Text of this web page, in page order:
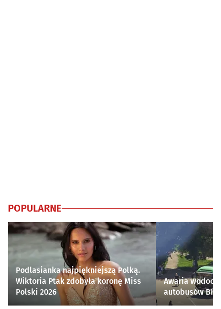
POPULARNE
Podlasianka najpiękniejszą Polką.
Wiktoria Ptak zdobyła koronę Miss
Polski 2026
Awaria
autobusów